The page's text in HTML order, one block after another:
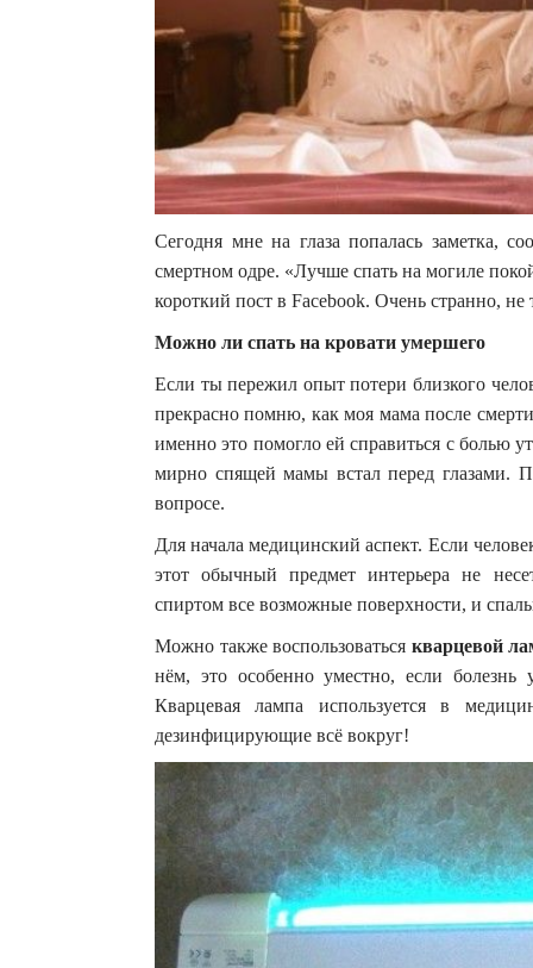
Сегодня мне на глаза попалась заметка,
смертном одре. «Лучше спать на могиле
короткий пост в Facebook. Очень странно, не
Можно ли спать на кровати умершего
Если ты пережил опыт потери близкого
прекрасно помню, как моя мама после
именно это помогло ей справиться с болью
мирно спящей мамы встал перед глазами.
вопросе.
Для начала медицинский аспект. Если
этот обычный предмет интерьера не
спиртом все возможные поверхности, и
Можно также воспользоваться кварцевой
нём, это особенно уместно, если
Кварцевая лампа используется в
дезинфицирующие всё вокруг!